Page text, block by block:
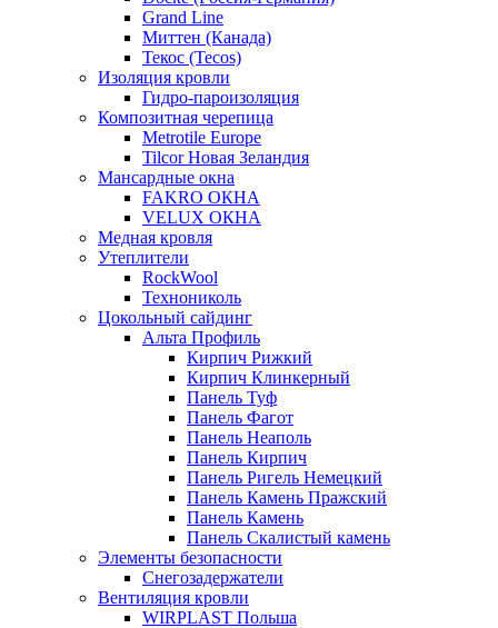
Grand Line
Миттен (Канада)
Текос (Tecos)
Изоляция кровли
Гидро-пароизоляция
Композитная черепица
Metrotile Europe
Tilcor Новая Зеландия
Мансардные окна
FAKRO ОКНА
VELUX ОКНА
Медная кровля
Утеплители
RockWool
Технониколь
Цокольный сайдинг
Альта Профиль
Кирпич Рижкий
Кирпич Клинкерный
Панель Туф
Панель Фагот
Панель Неаполь
Панель Кирпич
Панель Ригель Немецкий
Панель Камень Пражский
Панель Камень
Панель Скалистый камень
Элементы безопасности
Снегозадержатели
Вентиляция кровли
WIRPLAST Польша